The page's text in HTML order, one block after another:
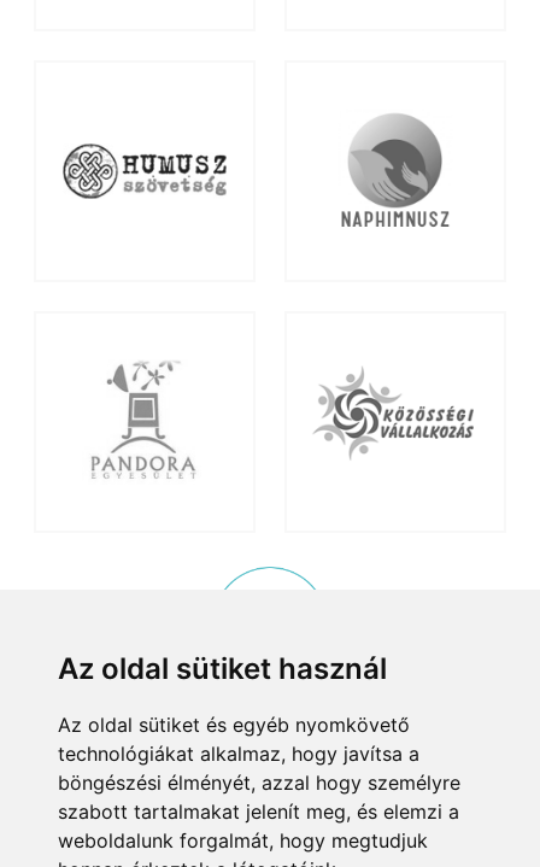
Az oldal sütiket használ
Az oldal sütiket és egyéb nyomkövető
technológiákat alkalmaz, hogy javítsa a
böngészési élményét, azzal hogy személyre
szabott tartalmakat jelenít meg, és elemzi a
weboldalunk forgalmát, hogy megtudjuk
KISKÖZÖSSÉGI PROGRAM
© 2015, Helyi Kisközösségek Nonprofit Kft. Minden jog fenntartva.
8083 Csákvár, Tersztyánszky Ödön körút 26.
Email:info@kiskozossegek.huTelefon:+36 (1) 372 25 00/6859.
Adószám:23460625-1-07 Cégjegyzékszám:01-09-96660